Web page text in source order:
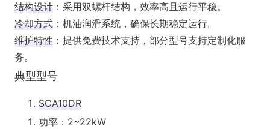
结构设计 ‌：采用双螺杆结构，效率高且运行平稳。 ‌
冷却方式 ‌：机油润滑系统，确保长期稳定运行。 ‌
维护特性 ‌：提供免费技术支持，部分型号支持定制化服
务。
典型型号
SCA10DR
功率：2~22kW